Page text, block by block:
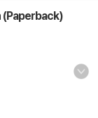
(Paperback)